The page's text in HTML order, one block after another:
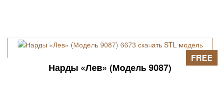
Нарды «Лев» (Модель 9087)
FREE